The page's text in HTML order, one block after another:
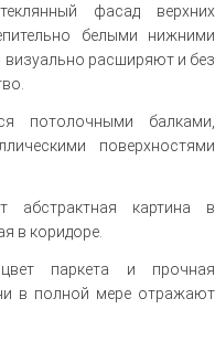
фасад верхних
белыми нижними
расширяют и без
потолочными балками,
поверхностями
абстрактная картина в
в коридоре.
паркета и прочная
в полной мере отражают